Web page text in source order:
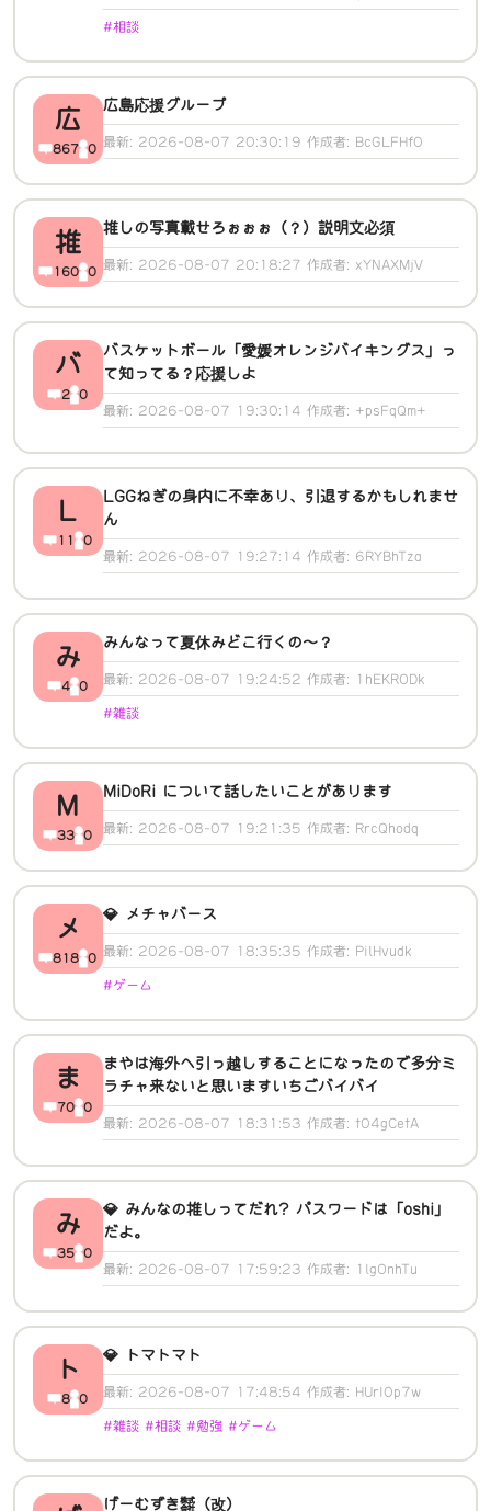
#相談
広
867 0
広島応援グループ
最新: 2026-08-07 20:30:19 作成者: BcGLFHf0
推
160 0
推しの写真載せろぉぉぉ（？）説明文必須
最新: 2026-08-07 20:18:27 作成者: xYNAXMjV
バ
2 0
バスケットボール「愛媛オレンジバイキングス」っ
て知ってる？応援しよ
最新: 2026-08-07 19:30:14 作成者: +psFqQm+
L
11 0
LGGねぎの身内に不幸あり、引退するかもしれませ
ん
最新: 2026-08-07 19:27:14 作成者: 6RYBhTza
み
4 0
みんなって夏休みどこ行くの～？
最新: 2026-08-07 19:24:52 作成者: 1hEKRODk
#雑談
M
33 0
MiDoRi について話したいことがあります
最新: 2026-08-07 19:21:35 作成者: RrcQhodq
メ
818 0
💎 メチャバース
最新: 2026-08-07 18:35:35 作成者: PilHvudk
#ゲーム
ま
70 0
まやは海外へ引っ越しすることになったので多分ミ
ラチャ来ないと思いますいちごバイバイ
最新: 2026-08-07 18:31:53 作成者: t04gCetA
み
35 0
💎 みんなの推しってだれ? パスワードは「oshi」
だよ。
最新: 2026-08-07 17:59:23 作成者: 1lgOnhTu
ト
8 0
💎 トマトマト
最新: 2026-08-07 17:48:54 作成者: HUrI0p7w
#雑談 #相談 #勉強 #ゲーム
げーむずき㍿（改）